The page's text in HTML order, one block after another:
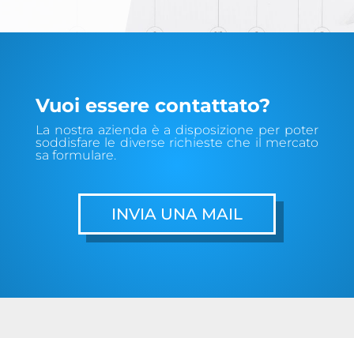
Vuoi essere contattato?
La nostra azienda è a disposizione per poter
soddisfare le diverse richieste che il mercato
sa formulare.
INVIA UNA MAIL